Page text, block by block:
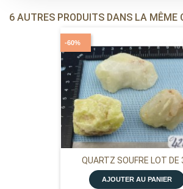
6 AUTRES PRODUITS DANS LA MÊME
QUARTZ SOUFRE LOT DE
AJOUTER AU PANIER
-60%